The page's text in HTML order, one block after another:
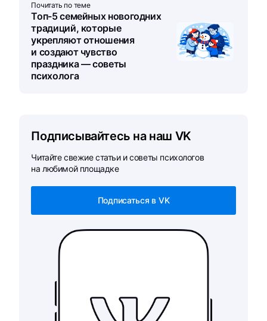
Почитать по теме
Топ-5 семейных новогодних
традиций, которые
укрепляют отношения
и создают чувство
праздника — советы
психолога
Подписывайтесь на наш VK
Читайте свежие статьи и советы психологов
на любимой площадке
Подписаться в VK